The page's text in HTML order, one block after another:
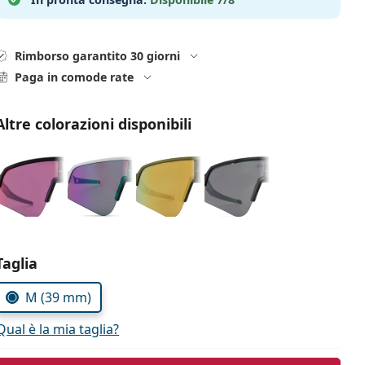
Rimborso garantito 30 giorni
Paga in comode rate
colorazioni disponibili
i parametri
M (39 mm)
è la mia taglia?